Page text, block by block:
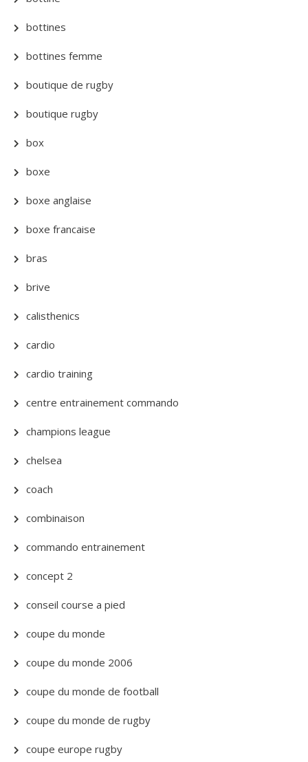
bottines
bottines femme
boutique de rugby
boutique rugby
box
boxe
boxe anglaise
boxe francaise
bras
brive
calisthenics
cardio
cardio training
centre entrainement commando
champions league
chelsea
coach
combinaison
commando entrainement
concept 2
conseil course a pied
coupe du monde
coupe du monde 2006
coupe du monde de football
coupe du monde de rugby
coupe europe rugby